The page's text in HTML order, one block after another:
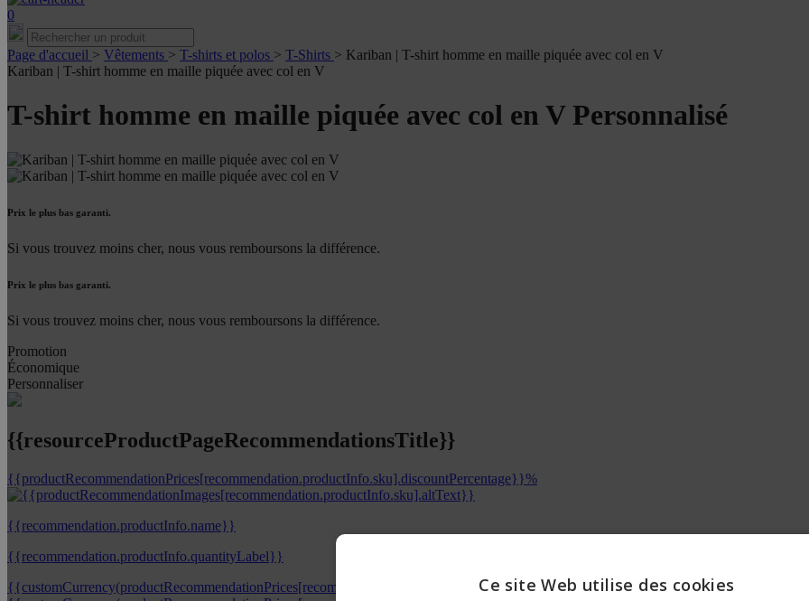
0
Page d'accueil > Vêtements > T-shirts et polos > T-Shirts > Kariban | T-shirt homme en maille piquée avec col en V
Kariban | T-shirt homme en maille piquée avec col en V
T-shirt homme en maille piquée avec col en V Personnalisé
Prix le plus bas garanti.
Si vous trouvez moins cher, nous vous remboursons la différence.
Prix le plus bas garanti.
Si vous trouvez moins cher, nous vous remboursons la différence.
Promotion
Économique
Personnaliser
{{resourceProductPageRecommendationsTitle}}
{{productRecommendationPrices[recommendation.productInfo.sku].discountPercentage}}%
{{recommendation.productInfo.name}}
{{recommendation.productInfo.quantityLabel}}
{{customCurrency(productRecommendationPrices[recommendation.productInfo.sku].basePrice)}}Ce site Web utilise des cookies